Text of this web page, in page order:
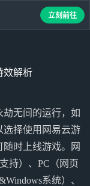
效解析
无间的运行，如
选择使用网易云游
时上线游戏。网
持）、PC（网页
系统）、
立刻前往